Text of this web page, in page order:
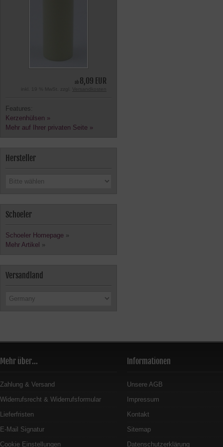
ab 8,09 EUR
inkl. 19 % MwSt. zzgl.
Features:
Kerzenhülsen »
Mehr auf Ihrer privaten Seite »
Hersteller
Schoeler
Schoeler Homepage »
Mehr Artikel »
Versandland
Mehr über...
Zahlung & Versand
Widerrufsrecht & Widerrufsformular
Lieferfristen
E-Mail Signatur
Cookie Einstellungen
Informationen
Unsere AGB
Impressum
Kontakt
Sitemap
Datenschutzerklärung